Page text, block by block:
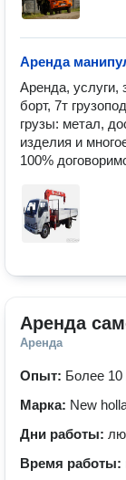
Аренда
Аренда, услуги,
борт, 7т
грузы: метал,
изделия и
100%
Аренда
Аренда
Опыт: Более 10
Марка: New
Дни работы:
Время работы: